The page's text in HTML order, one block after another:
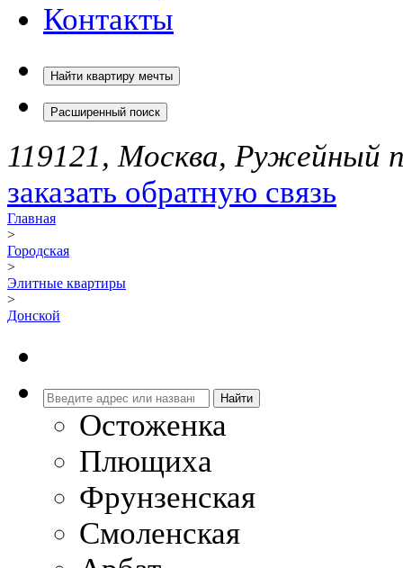
Контакты
Найти квартиру мечты
Расширенный поиск
119121, Москва, Ружейный
заказать обратную связь
Главная
>
Городская
>
Элитные квартиры
>
Донской
Остоженка
Плющиха
Фрунзенская
Смоленская